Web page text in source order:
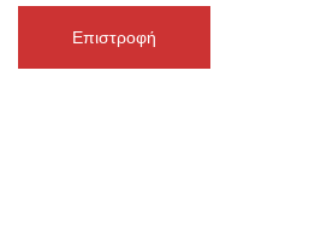
Επιστροφή